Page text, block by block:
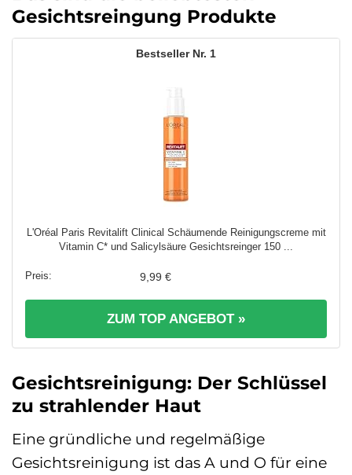
Gesichtsreingung Produkte
1
L'Oréal Paris Revitalift Clinical Schäumende Reinigungscreme mit
Vitamin C* und Salicylsäure Gesichtsreinger 150 ...
9,99 €
ZUM TOP ANGEBOT »
Gesichtsreinigung: Der Schlüssel
zu strahlender Haut
Eine gründliche und regelmäßige
Gesichtsreinigung ist das A und O für eine